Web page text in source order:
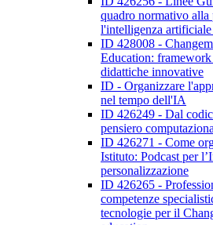
quadro normativo alla
l'intelligenza
ID 428008 -
Education:
didattiche innovative
ID - Organizzare
nel tempo dell'IA
ID 426249 - Dal
pensiero
ID 426271 - Come
Istituto: Podcast per
personalizzazione
ID 426265 -
competenze
tecnologie per il